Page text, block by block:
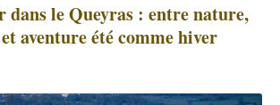
dans le Queyras : entre nature,
aventure été comme hiver